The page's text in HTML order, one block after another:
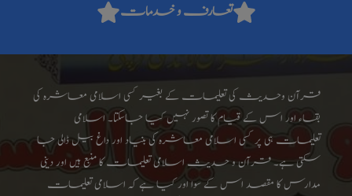
تعارف و خدمات
قرآن وحدیث کی تعلیمات کے بغیر کسی اسلامی معاشرہ کی
بقاء اور اس کے قیام کا تصور نہیں کیا جاسکتا۔ اسلامی
تعلیمات ہی پر کسی اسلامی معاشرہ کی بنیاد اور داغ بیل ڈالی جا
سکتی ہے۔ قرآن و حدیث اسلامی تعلیمات کا منبع ہیں اور دینی
مدارس کا مقصد اس کے سوا اور کیا ہے کہ اسلامی تعلیمات